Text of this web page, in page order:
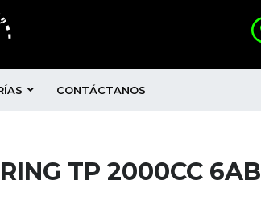
CONTÁCTANOS
TP 2000CC 6AB